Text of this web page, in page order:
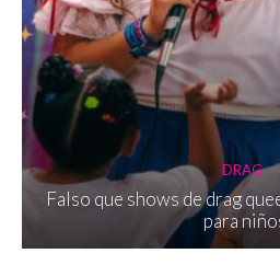
DRAG
Falso que shows de drag
para